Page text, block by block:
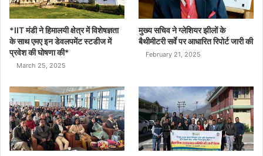
*IIT मंडी ने हिमालयी क्षेत्र में विशेषज्ञता
के साथ एमए इन डेवलपमेंट स्टडीज में
प्रवेश की घोषणा की*
March 25, 2025
मुख्य सचिव ने ग्लेशियर झीलों के
बैथीमीटरी सर्वे पर आधारित रिपोर्ट जारी की
February 21, 2025